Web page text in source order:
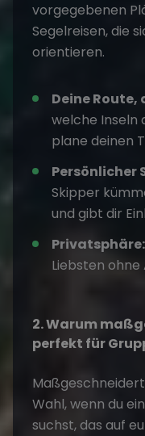
vorgegebenen
Segelreisen, die
orientieren.
Deine Route,
welche Inseln
plane deinen
Persönlicher
Skipper
und gibt dir
Privatsphäre:
Liebsten ohne
2. Warum
perfekt für
Wahl, wenn du
suchst, das auf